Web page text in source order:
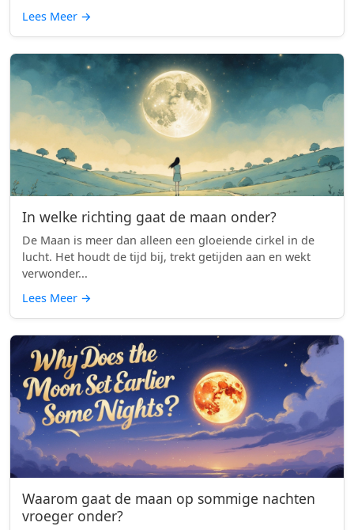
Lees Meer →
In welke richting gaat de maan onder?
De Maan is meer dan alleen een gloeiende cirkel in de
lucht. Het houdt de tijd bij, trekt getijden aan en wekt
verwonder...
Lees Meer →
Waarom gaat de maan op sommige nachten
vroeger onder?